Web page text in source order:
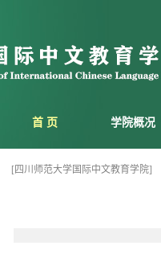
首 页 学院概况
[四川师范大学国际中文教育学院]